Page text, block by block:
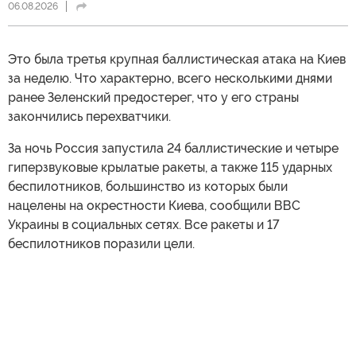
06.08.2026
Это была третья крупная баллистическая атака на Киев
за неделю. Что характерно, всего несколькими днями
ранее Зеленский предостерег, что у его страны
закончились перехватчики.
За ночь Россия запустила 24 баллистические и четыре
гиперзвуковые крылатые ракеты, а также 115 ударных
беспилотников, большинство из которых были
нацелены на окрестности Киева, сообщили ВВС
Украины в социальных сетях. Все ракеты и 17
беспилотников поразили цели.